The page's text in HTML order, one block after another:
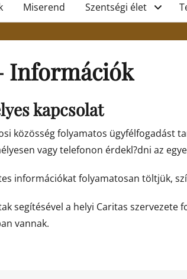
Miserend Szentségi élet
Információk
kapcsolat
közösség folyamatos ügyfélfogadást
vagy telefonon érdekl?dni az
információkat folyamatosan töltjük,
segítésével a helyi Caritas szervezete
vannak.